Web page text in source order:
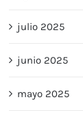
julio 2025
junio 2025
mayo 2025